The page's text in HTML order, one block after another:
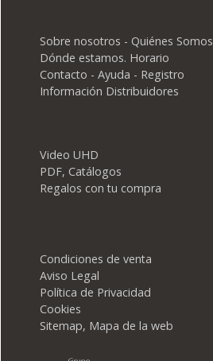
Sobre nosotros - Quiénes Somos
Dónde estamos. Horario
Contacto - Ayuda - Registro
Información Distribuidores
Video UHD
PDF, Catálogos
Regalos con tu compra
Condiciones de venta
Aviso Legal
Política de Privacidad
Cookies
Sitemap, Mapa de la web